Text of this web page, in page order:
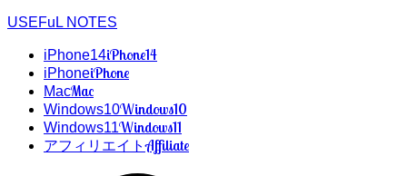
USEFuL NOTES
iPhone14iPhone14
iPhoneiPhone
MacMac
Windows10Windows10
Windows11Windows11
アフィリエイトAffiliate